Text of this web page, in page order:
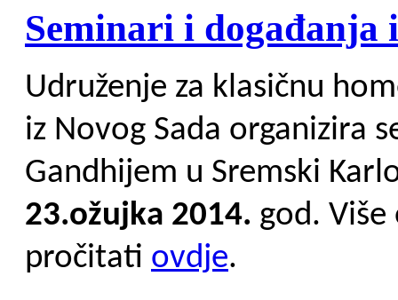
Seminari i događanja
Udruženje za klasičnu
iz Novog Sada organizira
Gandhijem u Sremski
23.ožujka 2014. god.
pročitati ovdje.